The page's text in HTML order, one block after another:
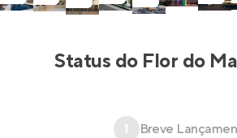
Status do Flor do
1 Breve